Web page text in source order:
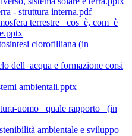
- struttura interna.pdf
terrestre_ cos_è, com_è
clorofilliana (in
dell_acqua e formazione corsi
ambientali.pptx
uomo_ quale rapporto_ (in
ambientale e sviluppo